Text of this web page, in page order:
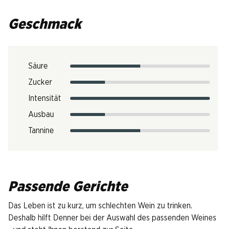
Geschmack
Säure
Zucker
Intensität
Ausbau
Tannine
Passende Gerichte
Das Leben ist zu kurz, um schlechten Wein zu trinken.
Deshalb hilft Denner bei der Auswahl des passenden Weines